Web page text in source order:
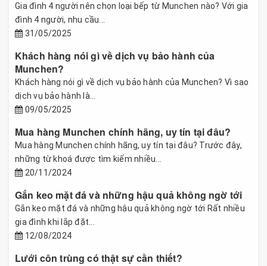
Gia đình 4 người nên chọn loại bếp từ Munchen nào? Với gia
đình 4 người, nhu cầu...
31/05/2025
Khách hàng nói gì về dịch vụ bảo hành của
Munchen?
Khách hàng nói gì về dịch vụ bảo hành của Munchen? Vì sao
dịch vụ bảo hành là...
09/05/2025
Mua hàng Munchen chính hãng, uy tín tại đâu?
Mua hàng Munchen chính hãng, uy tín tại đâu? Trước đây,
những từ khoá được tìm kiếm nhiều...
20/11/2024
Gắn keo mặt đá và những hậu quả không ngờ tới
Gắn keo mặt đá và những hậu quả không ngờ tới Rất nhiều
gia đình khi lắp đặt...
12/08/2024
Lưới côn trùng có thật sự cần thiết?